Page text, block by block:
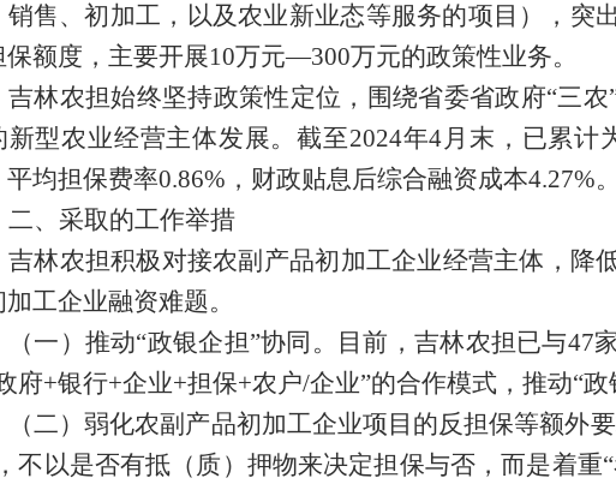
销售、初加工，以及农业新业态等服务的项目），突
保额度，主要开展10万元—300万元的政策性业务。
吉林农担始终坚持政策性定位，围绕省委省政府“三
新型农业经营主体发展。截至2024年4月末，已累计
平均担保费率0.86% ，财政贴息后综合融资成本4.27%。
二、采取的工作举措
吉林农担积极对接农副产品初加工企业经营主体，降
工企业融资难题。
（一） 推动“政银企担”协同 。 目前 ， 吉林农担 已与47
府+银行+企业+担保+农户/企业”的合作模式，推动“政
（二）弱化农副产品初加工企业项目的反担保等额外要
不以是否有抵（质）押物来决定担保与否，而是着重